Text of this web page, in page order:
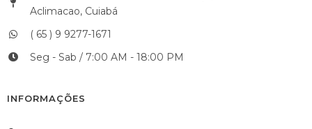
Aclimacao, Cuiabá
( 65 ) 9 9277-1671
Seg - Sab / 7:00 AM - 18:00 PM
INFORMAÇÕES